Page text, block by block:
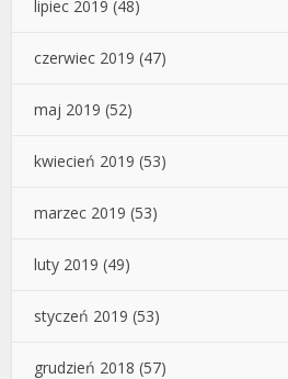
lipiec 2019 (48)
czerwiec 2019 (47)
maj 2019 (52)
kwiecień 2019 (53)
marzec 2019 (53)
luty 2019 (49)
styczeń 2019 (53)
grudzień 2018 (57)